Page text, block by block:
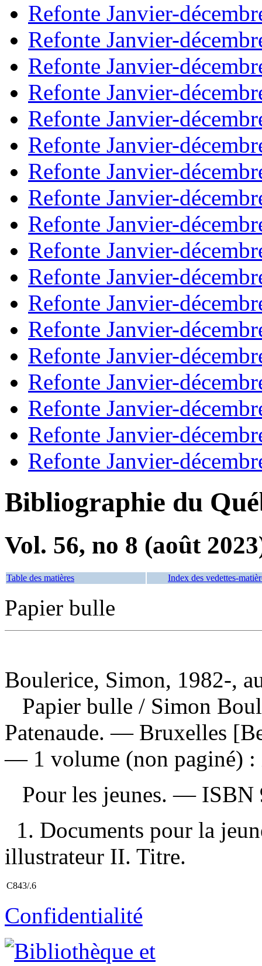
Refonte Janvier-
Refonte Janvier-
Refonte Janvier-
Refonte Janvier-
Refonte Janvier-
Refonte Janvier-
Refonte Janvier-
Refonte Janvier-
Refonte Janvier-
Refonte Janvier-
Refonte Janvier-
Refonte Janvier-
Refonte Janvier-
Refonte Janvier-
Refonte Janvier-
Refonte Janvier-
Refonte Janvier-
Refonte Janvier-
Bibliographie du
Vol. 56, no 8 (août
Table des matières Index des vedettes-
Papier bulle
Boulerice, Simon, 1982-,
Papier bulle / Simon
Patenaude. — Bruxelles
— 1 volume (non paginé) :
Pour les jeunes. — ISBN
1. Documents pour la
illustrateur II. Titre.
C843/.6
Confidentialité